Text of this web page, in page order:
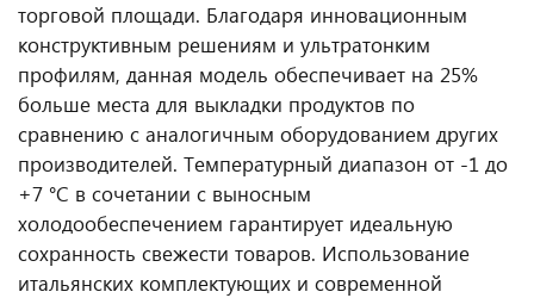
торговой площади. Благодаря инновационным
конструктивным решениям и ультратонким
профилям, данная модель обеспечивает на 25%
больше места для выкладки продуктов по
сравнению с аналогичным оборудованием других
производителей. Температурный диапазон от -1 до
+7 °C в сочетании с выносным
холодообеспечением гарантирует идеальную
сохранность свежести товаров. Использование
итальянских комплектующих и современной